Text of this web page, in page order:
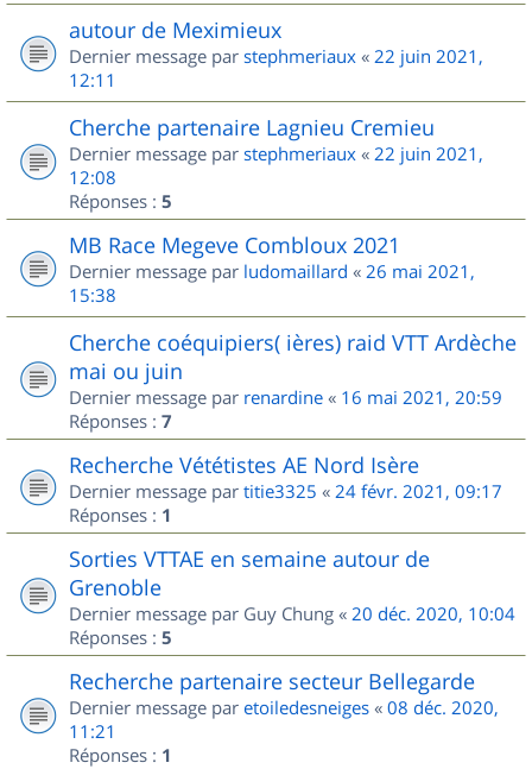
autour de Meximieux
Dernier message par stephmeriaux « 22 juin 2021,
12:11
Cherche partenaire Lagnieu Cremieu
Dernier message par stephmeriaux « 22 juin 2021,
12:08
Réponses : 5
MB Race Megeve Combloux 2021
Dernier message par ludomaillard « 26 mai 2021,
15:38
Cherche coéquipiers( ières) raid VTT Ardèche
mai ou juin
Dernier message par renardine « 16 mai 2021, 20:59
Réponses : 7
Recherche Vététistes AE Nord Isère
Dernier message par titie3325 « 24 févr. 2021, 09:17
Réponses : 1
Sorties VTTAE en semaine autour de
Grenoble
Dernier message par Guy Chung « 20 déc. 2020, 10:04
Réponses : 5
Recherche partenaire secteur Bellegarde
Dernier message par etoiledesneiges « 08 déc. 2020,
11:21
Réponses : 1